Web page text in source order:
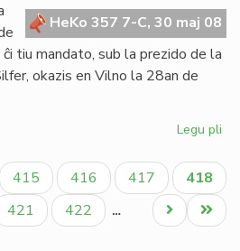
HeKo 357 7-C, 30 maj 08
tiu mandato, sub la prezido de la
okazis en Vilno la 28an de
Legu pli
en
Paĝo
415 Paĝo
416 Paĝo
417
Aktuala
paĝo
418
Paĝo
421 Paĝo
422 …
Last
page
Next
page